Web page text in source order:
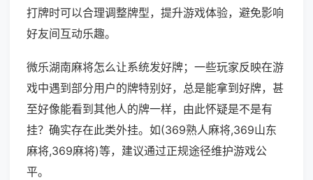
打牌时可以合理调整牌型，提升游戏体验，避免影响
好友间互动乐趣。
微乐湖南麻将怎么让系统发好牌；一些玩家反映在游
戏中遇到部分用户的牌特别好，总是能拿到好牌，甚
至好像能看到其他人的牌一样，由此怀疑是不是有
挂？确实存在此类外挂。如(369熟人麻将,369山东
麻将,369麻将)等，建议通过正规途径维护游戏公
平。